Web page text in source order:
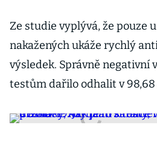
Ze studie vyplývá, že pouze
nakažených ukáže rychlý
výsledek. Správně negativní
testům dařilo odhalit v